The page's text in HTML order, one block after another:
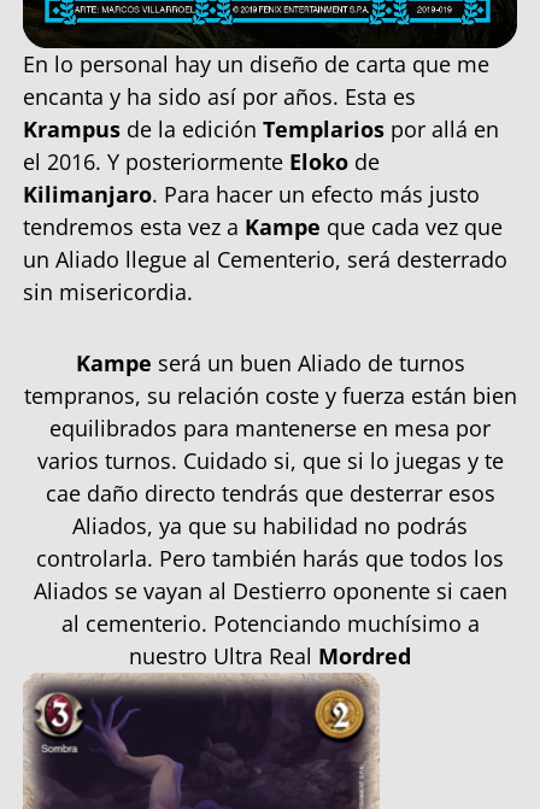
En lo personal hay un diseño de carta que me
encanta y ha sido así por años. Esta es
Krampus de la edición Templarios por allá en
el 2016. Y posteriormente Eloko de
Kilimanjaro. Para hacer un efecto más justo
tendremos esta vez a Kampe que cada vez que
un Aliado llegue al Cementerio, será desterrado
sin misericordia.
Kampe será un buen Aliado de turnos
tempranos, su relación coste y fuerza están bien
equilibrados para mantenerse en mesa por
varios turnos. Cuidado si, que si lo juegas y te
cae daño directo tendrás que desterrar esos
Aliados, ya que su habilidad no podrás
controlarla. Pero también harás que todos los
Aliados se vayan al Destierro oponente si caen
al cementerio. Potenciando muchísimo a
nuestro Ultra Real Mordred